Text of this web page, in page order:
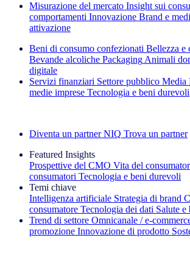
Misurazione del mercato Insight sui
comportamenti Innovazione Brand e
attivazione
Beni di consumo confezionati Bellezza e
Bevande alcoliche Packaging Animali
digitale
Servizi finanziari Settore pubblico Media
medie imprese Tecnologia e beni durevoli
Diventa un partner NIQ Trova un partner
Featured Insights
Prospettive del CMO Vita del
consumatori Tecnologia e beni durevoli
Temi chiave
Intelligenza artificiale Strategia di brand
consumatore Tecnologia dei dati Salute e
Trend di settore Omnicanale /
promozione Innovazione di prodotto